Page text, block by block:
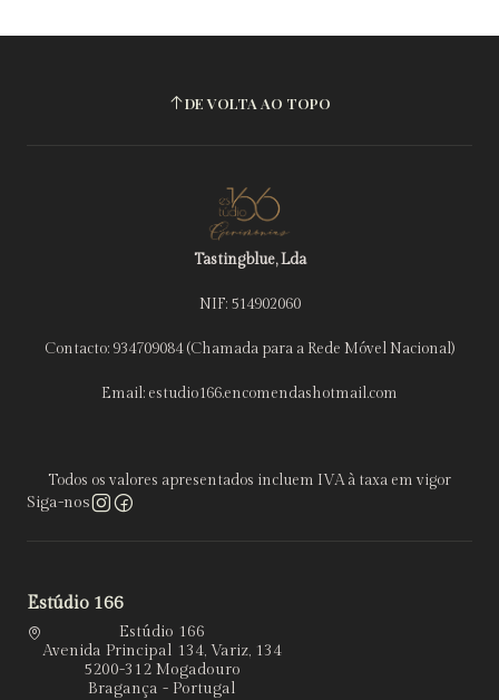
DE VOLTA AO TOPO
Tastingblue, Lda
NIF: 514902060
Contacto: 934709084 (Chamada para a Rede Móvel Nacional)
Email: estudio166.encomendashotmail.com
Todos os valores apresentados incluem IVA à taxa em vigor
Siga-nos
Estúdio 166
Estúdio 166
Avenida Principal 134, Variz, 134
5200-312 Mogadouro
Bragança - Portugal